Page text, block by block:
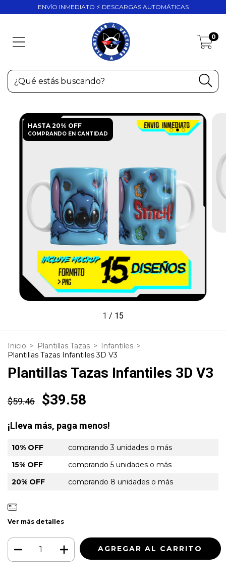
ENVÍO INMEDIATO ⚡ DESCARGAS AUTOMÁTICAS
0
HASTA 20% OFF
COMPRANDO EN CANTIDAD
1 / 15
Inicio > Plantillas Tazas > Infantiles >
Plantillas Tazas Infantiles 3D V3
Plantillas Tazas Infantiles 3D V3
$59.46 $39.58
¡Lleva más, paga menos!
10% OFF
comprando 3 unidades o más
15% OFF
comprando 5 unidades o más
20% OFF
comprando 8 unidades o más
Ver más detalles